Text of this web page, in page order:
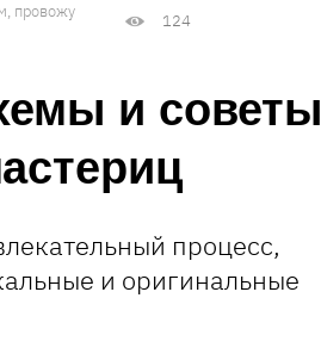
провожу
124
и советы
процесс,
и оригинальные